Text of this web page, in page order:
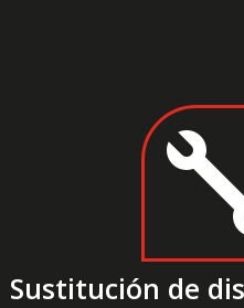
Sustitución de